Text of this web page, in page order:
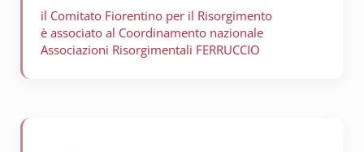
il Comitato Fiorentino per il Risorgimento
è associato al Coordinamento nazionale
Associazioni Risorgimentali FERRUCCIO